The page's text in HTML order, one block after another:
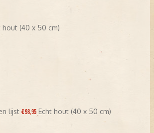
hout (40 x 50 cm)
lijst € 98,95 Echt hout (40 x 50 cm)